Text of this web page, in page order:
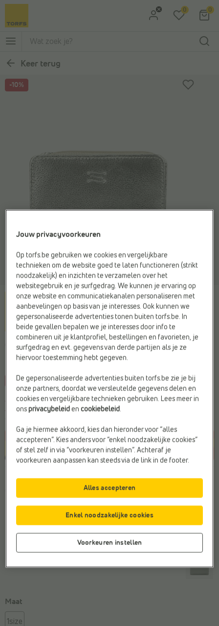
Ga naar Hoofdmenu
0 0
Keer terug
-10%
CRINKLES
Ritsportemonnee goud
-10%
Je bespaart€ 5,-
€ 49,99 € 44,99
Kleur
Maat
1size
Jouw privacyvoorkeuren
Op torfs.be gebruiken we cookies en vergelijkbare
technieken om de website goed te laten functioneren (strikt
noodzakelijk) en inzichten te verzamelen over het
websitegebruik en je surfgedrag. We kunnen je ervaring op
onze website en communicatiekanalen personaliseren met
aanbevelingen op basis van je interesses. Ook kunnen we
gepersonaliseerde advertenties tonen buiten torfs.be. In
beide gevallen bepalen we je interesses door info te
combineren uit je klantprofiel, bestellingen en favorieten, je
surfgedrag en evt. gegevens van derde partijen als je ze
hiervoor toestemming hebt gegeven.
De gepersonaliseerde advertenties buiten torfs.be zie je bij
onze partners, doordat we versleutelde gegevens delen en
cookies en vergelijkbare technieken gebruiken. Lees meer in
ons privacybeleid encookiebeleid.
Ga je hiermee akkoord, kies dan hieronder voor “alles
accepteren”. Kies anders voor “enkel noodzakelijke cookies”
of stel zelf in via “voorkeuren instellen”. Achteraf je
voorkeuren aanpassen kan steeds via de link in de footer.
Voorkeuren instellen
Enkel noodzakelijke cookies
Alles accepteren